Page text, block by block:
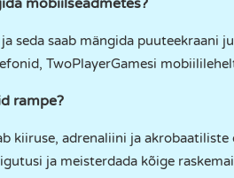
mobiilseadmetes?
seda saab mängida puuteekraani
TwoPlayerGamesi
rampe?
kiiruse, adrenaliini ja
ja meisterdada kõige